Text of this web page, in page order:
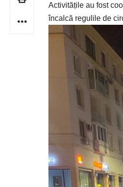
Activitățile au fost
încalcă regulile de